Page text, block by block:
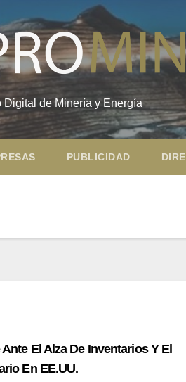
Digital de Minería y Energía
PUBLICIDAD
El Alza De Inventarios Y El
En EE.UU.